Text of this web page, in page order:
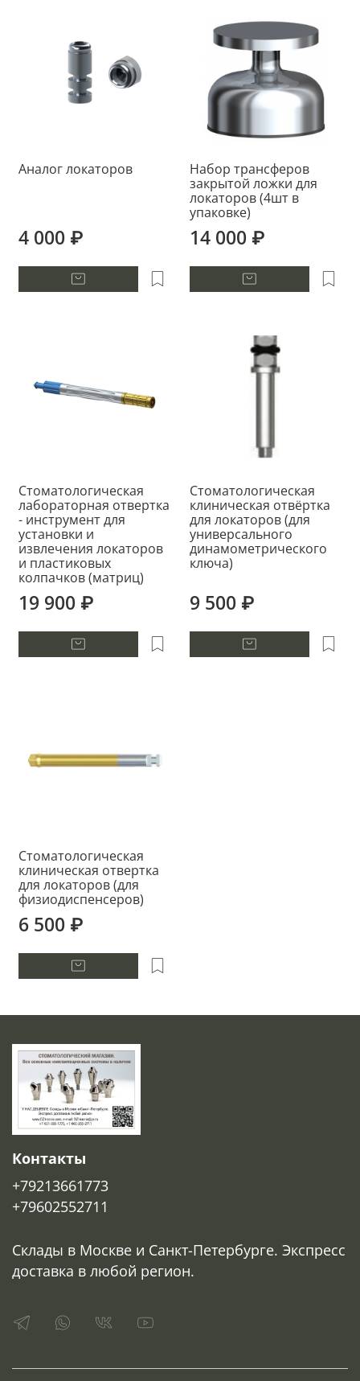
Аналог локаторов
4 000 ₽
Набор трансферов
закрытой ложки для
локаторов (4шт в
упаковке)
14 000 ₽
Стоматологическая
лабораторная отвертка
- инструмент для
установки и
извлечения локаторов
и пластиковых
колпачков (матриц)
19 900 ₽
Стоматологическая
клиническая отвёртка
для локаторов (для
универсального
динамометрического
ключа)
9 500 ₽
Стоматологическая
клиническая отвертка
для локаторов (для
физиодиспенсеров)
6 500 ₽
Контакты
+79213661773
+79602552711
Склады в Москве и Санкт-Петербурге. Экспресс
доставка в любой регион.